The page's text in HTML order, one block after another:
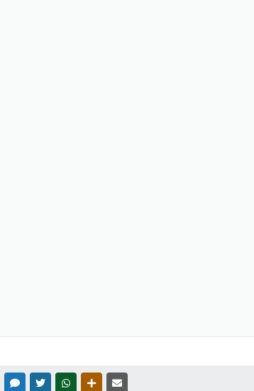
FACEBOOKMESSENGER
TWITTERWHATSAPPOUTRAS MÍDIAS